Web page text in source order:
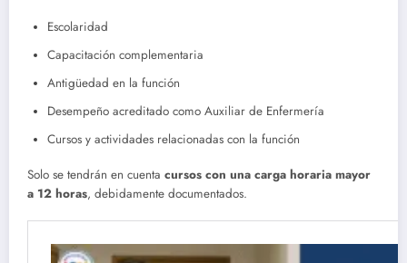
Escolaridad
Capacitación complementaria
Antigüedad en la función
Desempeño acreditado como Auxiliar de Enfermería
Cursos y actividades relacionadas con la función
Solo se tendrán en cuenta cursos con una carga horaria mayor
a 12 horas, debidamente documentados.